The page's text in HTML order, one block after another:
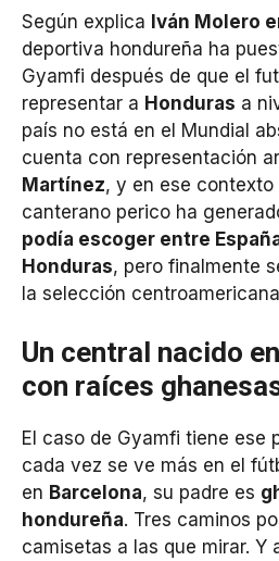
Según explica Iván Molero
deportiva hondureña ha
Gyamfi después de que el
representar a Honduras a
país no está en el Mundial
cuenta con representación
Martínez, y en ese contexto
canterano perico ha
podía escoger entre
Honduras, pero finalmente
la selección
Un central nacido
con raíces
El caso de Gyamfi tiene ese
cada vez se ve más en el
en Barcelona, su padre es
hondureña. Tres caminos
camisetas a las que mirar. Y